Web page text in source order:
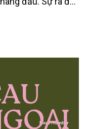
toàn diện,
nâng cao hiệu